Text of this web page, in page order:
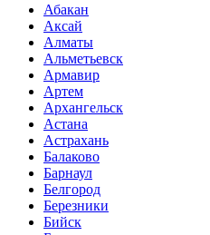
Абакан
Аксай
Алматы
Альметьевск
Армавир
Артем
Архангельск
Астана
Астрахань
Балаково
Барнаул
Белгород
Березники
Бийск